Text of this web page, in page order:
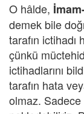
O hâlde,
demek bile
tarafın ictihadı
çünkü
ictihadlarını
tarafın hata
olmaz.